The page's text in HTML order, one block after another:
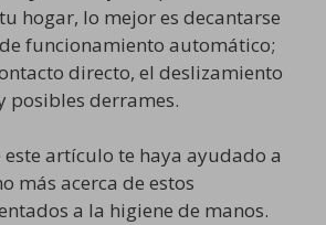
hogar, lo mejor es decantarse
funcionamiento automático;
directo, el deslizamiento
posibles derrames.
este artículo te haya ayudado a
más acerca de estos
a la higiene de manos.